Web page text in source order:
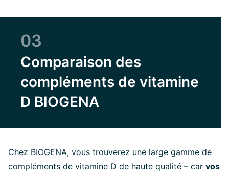
03
Comparaison des
compléments de vitamine
D BIOGENA
Chez BIOGENA, vous trouverez une large gamme de
compléments de vitamine D de haute qualité – car vos